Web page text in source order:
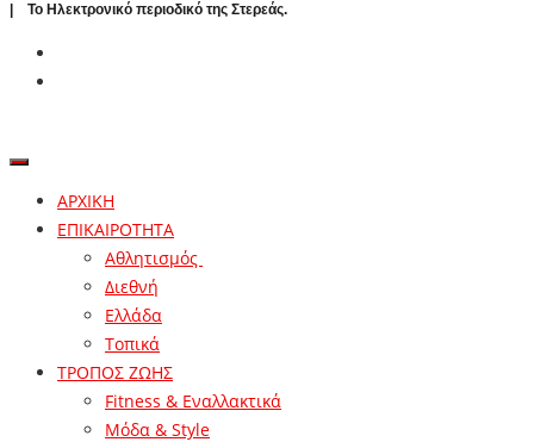
| To Ηλεκτρονικό περιοδικό της Στερεάς.
ΑΡΧΙΚΗ
ΕΠΙΚΑΙΡΟΤΗΤΑ
Αθλητισμός
Διεθνή
Ελλάδα
Τοπικά
ΤΡΟΠΟΣ ΖΩΗΣ
Fitness & Εναλλακτικά
Μόδα & Style